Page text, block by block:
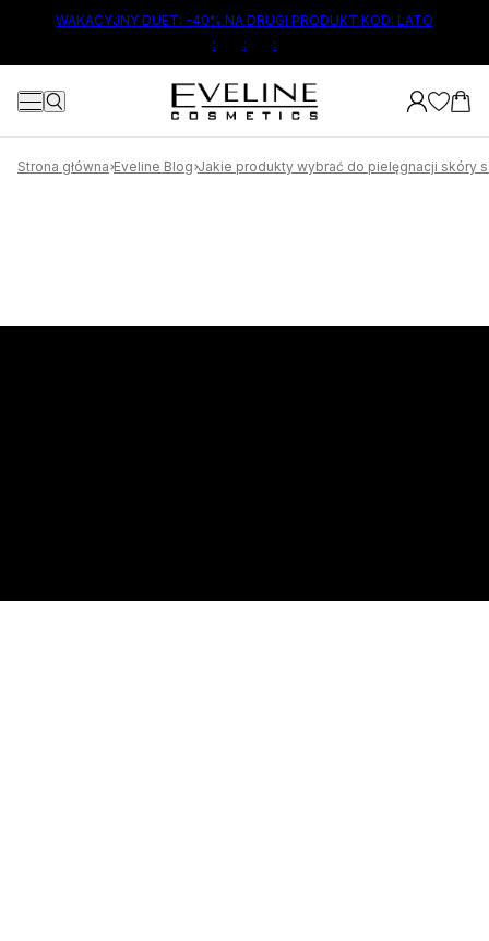
TREŚCI
WAKACYJNY DUET: -40% NA DRUGI PRODUKT KOD: LATO
:
:
:
Strona główna Eveline Blog Jakie produkty wybrać do pielęgnacji skóry